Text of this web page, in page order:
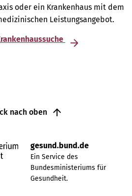
oder ein Krankenhaus mit dem
Leistungsangebot.
nach oben
gesund.bund.de
Ein Service des
Bundesministeriums für
Gesundheit.